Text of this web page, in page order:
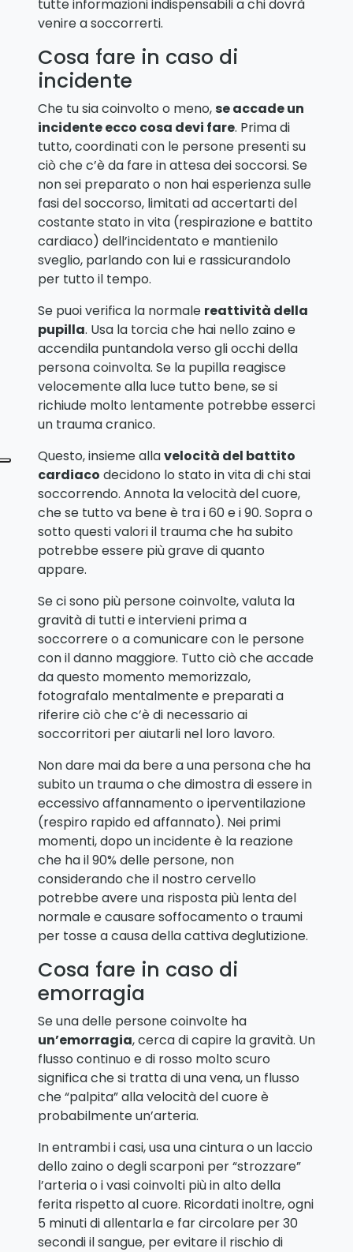
tutte informazioni indispensabili a chi dovrà
venire a soccorrerti.
Cosa fare in caso di
incidente
Che tu sia coinvolto o meno,se accade un
incidente ecco cosa devi fare. Prima di
tutto, coordinati con le persone presenti su
ciò che c’è da fare in attesa dei soccorsi. Se
non sei preparato o non hai esperienza sulle
fasi del soccorso, limitati ad accertarti del
costante stato in vita (respirazione e battito
cardiaco) dell’incidentato e mantienilo
sveglio, parlando con lui e rassicurandolo
per tutto il tempo.
Se puoi verifica la normale reattività della
pupilla. Usa la torcia che hai nello zaino e
accendila puntandola verso gli occhi della
persona coinvolta. Se la pupilla reagisce
velocemente alla luce tutto bene, se si
richiude molto lentamente potrebbe esserci
un trauma cranico.
Questo, insieme allavelocità del battito
cardiaco decidono lo stato in vita di chi stai
soccorrendo. Annota la velocità del cuore,
che se tutto va bene è tra i 60 e i 90. Sopra o
sotto questi valori il trauma che ha subito
potrebbe essere più grave di quanto
appare.
Se ci sono più persone coinvolte, valuta la
gravità di tutti e intervieni prima a
soccorrere o a comunicare con le persone
con il danno maggiore. Tutto ciò che accade
da questo momento memorizzalo,
fotografalo mentalmente e preparati a
riferire ciò che c’è di necessario ai
soccorritori per aiutarli nel loro lavoro.
Non dare mai da bere a una persona che ha
subito un trauma o che dimostra di essere in
eccessivo affannamento o iperventilazione
(respiro rapido ed affannato). Nei primi
momenti, dopo un incidente è la reazione
che ha il 90% delle persone, non
considerando che il nostro cervello
potrebbe avere una risposta più lenta del
normale e causare soffocamento o traumi
per tosse a causa della cattiva deglutizione.
Cosa fare in caso di
emorragia
Se una delle persone coinvolte ha
un’emorragia, cerca di capire la gravità. Un
flusso continuo e di rosso molto scuro
significa che si tratta di una vena, un flusso
che “palpita” alla velocità del cuore è
probabilmente un’arteria.
In entrambi i casi, usa una cintura o un laccio
dello zaino o degli scarponi per “strozzare”
l’arteria o i vasi coinvolti più in alto della
ferita rispetto al cuore. Ricordati inoltre, ogni
5 minuti di allentarla e far circolare per 30
secondi il sangue, per evitare il rischio di